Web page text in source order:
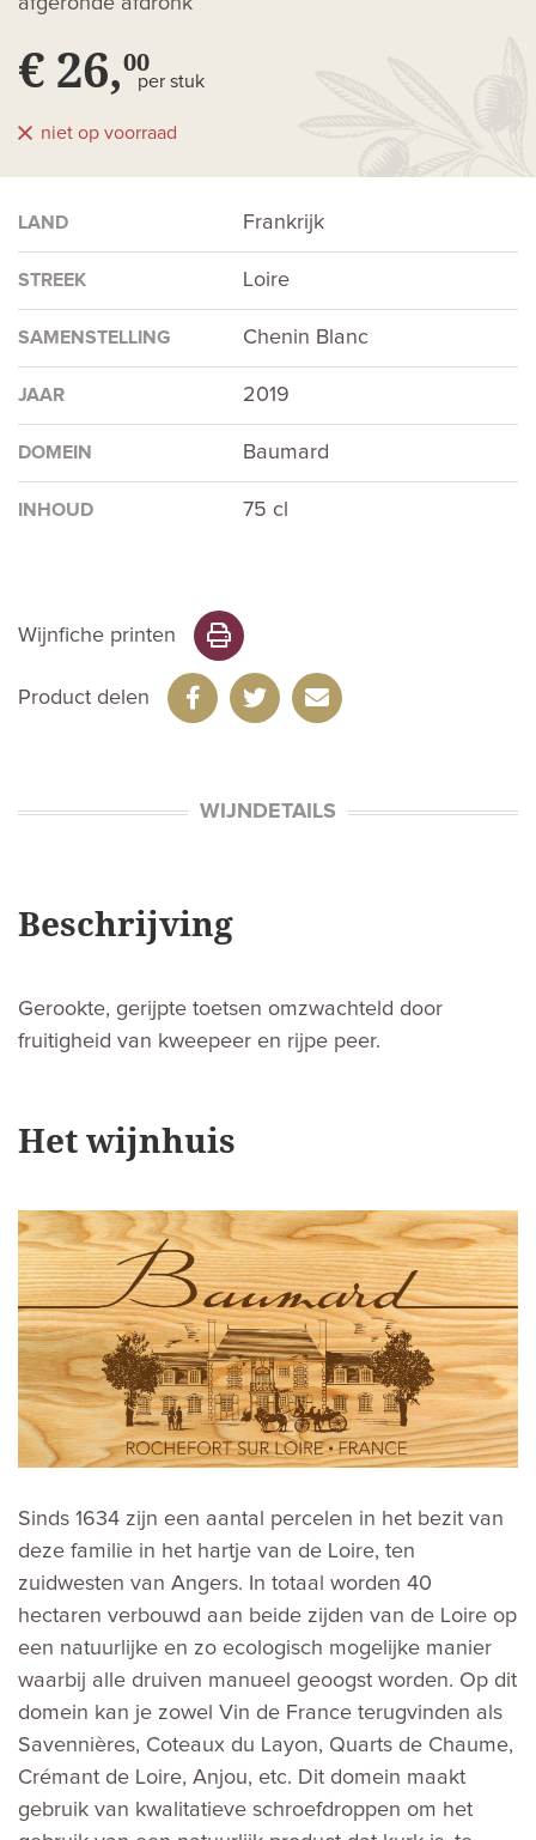
€ 26,00
per stuk
niet op voorraad
LAND Frankrijk
STREEK Loire
SAMENSTELLING Chenin Blanc
JAAR 2019
DOMEIN Baumard
INHOUD 75 cl
Wijnfiche printen
Product delen
WIJNDETAILS
Beschrijving
Gerookte, gerijpte toetsen omzwachteld door
fruitigheid van kweepeer en rijpe peer.
Het wijnhuis
Sinds 1634 zijn een aantal percelen in het bezit van
deze familie in het hartje van de Loire, ten
zuidwesten van Angers. In totaal worden 40
hectaren verbouwd aan beide zijden van de Loire op
een natuurlijke en zo ecologisch mogelijke manier
waarbij alle druiven manueel geoogst worden. Op dit
domein kan je zowel Vin de France terugvinden als
Savennières, Coteaux du Layon, Quarts de Chaume,
Crémant de Loire, Anjou, etc. Dit domein maakt
gebruik van kwalitatieve schroefdroppen om het